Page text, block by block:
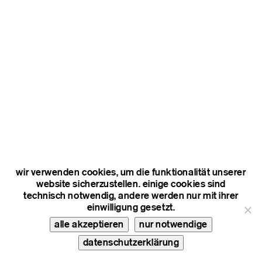
wir verwenden cookies, um die funktionalität unserer
website sicherzustellen. einige cookies sind
technisch notwendig, andere werden nur mit ihrer
einwilligung gesetzt.
alle akzeptieren
nur notwendige
datenschutzerklärung